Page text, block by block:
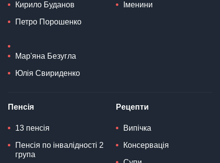
Кирило Буданов
Петро Порошенко
Мар'яна Безугла
Юлія Свириденко
Іменини
Пенсія
13 пенсія
Пенсія по інвалідності 2
група
Рецепти
Випічка
Консервація